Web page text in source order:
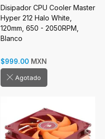
Disipador CPU Cooler Master
Hyper 212 Halo White,
120mm, 650 - 2050RPM,
Blanco
$999.00 MXN
Agotado